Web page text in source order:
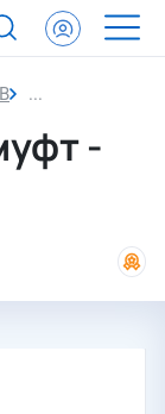
Блоки
-